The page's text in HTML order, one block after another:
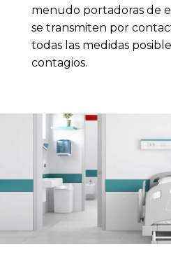
menudo portadoras de
se transmiten por
todas las medidas
contagios.